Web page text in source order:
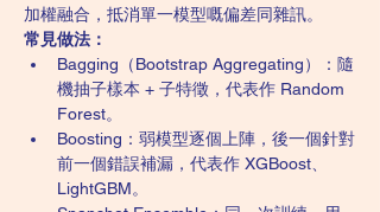
加權融合，抵消單一模型嘅偏差同雜訊。
常見做法：
Bagging（Bootstrap Aggregating）：隨
機抽子樣本 + 子特徵，代表作 Random
Forest。
Boosting：弱模型逐個上陣，後一個針對
前一個錯誤補漏，代表作 XGBoost、
LightGBM。